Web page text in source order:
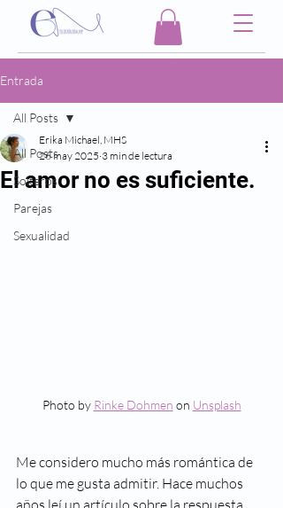
Entrada
All Posts
Solteros
Parejas
Sexualidad
All Posts
El amor no es suficiente.
Erika Michael, MHS
26 may 2025 3 min de lectura
Photo by Rinke Dohmen on Unsplash
Me considero mucho más romántica de
lo que me gusta admitir. Hace muchos
años leí un artículo sobre la respuesta